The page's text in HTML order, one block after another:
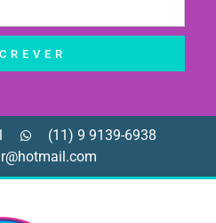
(11) 9 9139-6938